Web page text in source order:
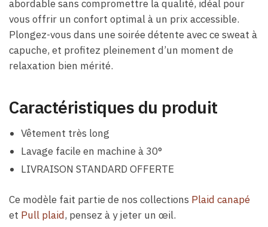
abordable sans compromettre la qualité, idéal pour
vous offrir un confort optimal à un prix accessible.
Plongez-vous dans une soirée détente avec ce sweat à
capuche, et profitez pleinement d’un moment de
relaxation bien mérité.
Caractéristiques du produit
Vêtement très long
Lavage facile en machine à 30°
LIVRAISON STANDARD OFFERTE
Ce modèle fait partie de nos collections Plaid canapé
et Pull plaid, pensez à y jeter un œil.